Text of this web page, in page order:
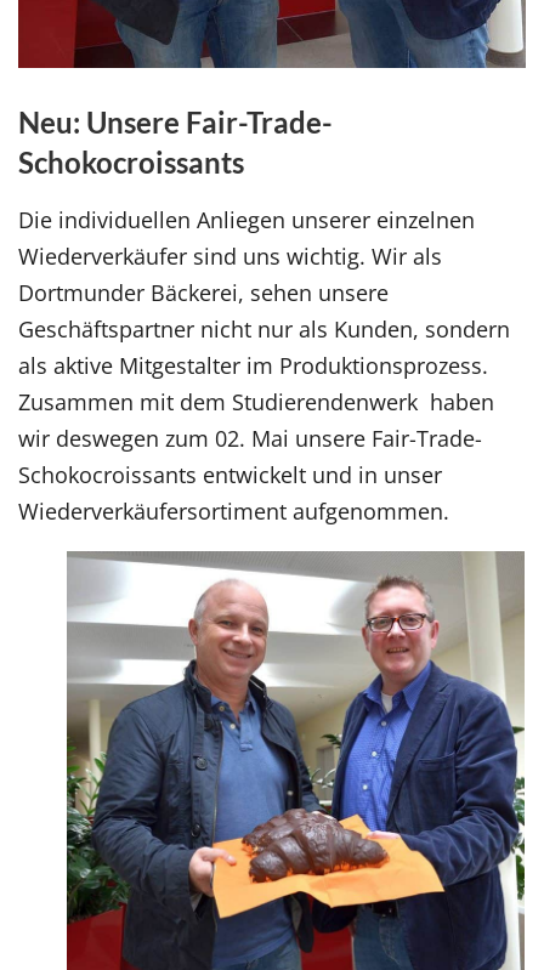
Neu: Unsere Fair-Trade-
Schokocroissants
Die individuellen Anliegen unserer einzelnen
Wiederverkäufer sind uns wichtig. Wir als
Dortmunder Bäckerei, sehen unsere
Geschäftspartner nicht nur als Kunden, sondern
als aktive Mitgestalter im Produktionsprozess.
Zusammen mit dem Studierendenwerk haben
wir deswegen zum 02. Mai unsere Fair-Trade-
Schokocroissants entwickelt und in unser
Wiederverkäufersortiment aufgenommen.